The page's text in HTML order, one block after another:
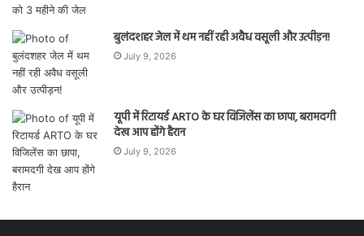
बुलंदशहर जेल में थम नहीं रही अवैध वसूली और उत्पीड़न!
July 9, 2026
यूपी में रिटायर्ड ARTO के घर विजिलेंस का छापा, बरामदगी
देख आप होंगे हैरान
July 9, 2026